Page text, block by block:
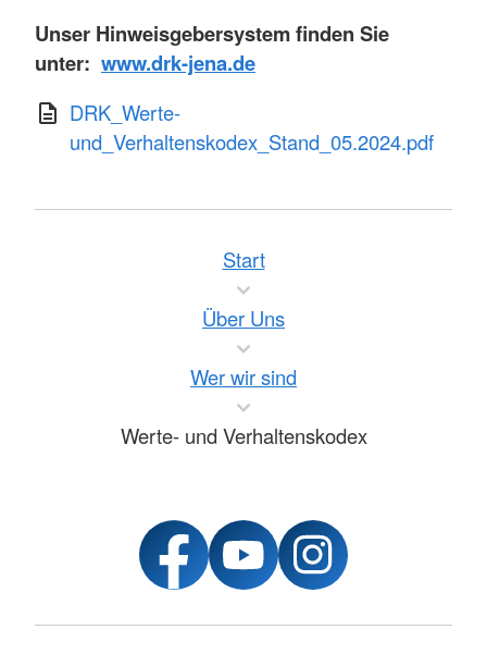
Unser Hinweisgebersystem finden Sie
unter: www.drk-jena.de
DRK_Werte-
und_Verhaltenskodex_Stand_05.2024.pdf
Start
Über Uns
Wer wir sind
Werte- und Verhaltenskodex